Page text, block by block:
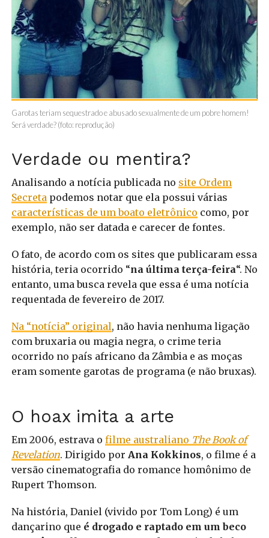
Garotas teriam sequestrado e abusado sexualmente de um pobre homem!
Será verdade? (foto: reprodução)
Verdade ou mentira?
Analisando a notícia publicada no site Ordem
Secretapodemos notar que ela possui várias
características de um boato eletrônico como, por
exemplo, não ser datada e carecer de fontes.
O fato, de acordo com os sites que publicaram essa
história, teria ocorrido “na última terça-feira“. No
entanto, uma busca revela que essa é uma notícia
requentada de fevereiro de 2017.
Na “notícia” original, não havia nenhuma ligação
com bruxaria ou magia negra, o crime teria
ocorrido no país africano da Zâmbia e as moças
eram somente garotas de programa (e não bruxas).
O hoax imita a arte
Em 2006, estrava o filme australiano The Book of
Revelation. Dirigido por Ana Kokkinos, o filme é a
versão cinematografia do romance homônimo de
Rupert Thomson.
Na história, Daniel (vivido por Tom Long) é um
dançarino que é drogado e raptado em um beco